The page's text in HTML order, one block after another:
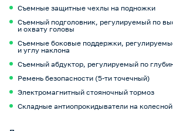
Съемные защитные чехлы на подножки
Съемный подголовник, регулируемый по
и охвату головы
Съемные боковые поддержки,
и углу наклона
Съемный абдуктор, регулируемый по
Ремень безопасности (5-ти точечный)
Электромагнитный стояночный тормоз
Складные антиопрокидыватели на